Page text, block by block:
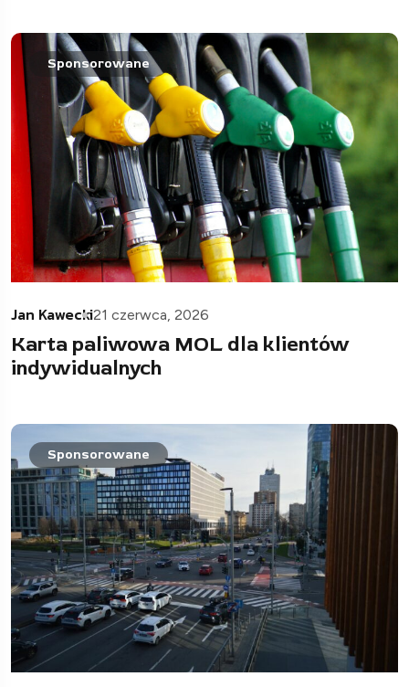
Sponsorowane
Jan Kawecki21 czerwca, 2026
Karta paliwowa MOL dla klientów
indywidualnych
Sponsorowane